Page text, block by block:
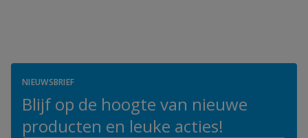
NIEUWSBRIEF
Blijf op de hoogte van nieuwe
producten en leuke acties!